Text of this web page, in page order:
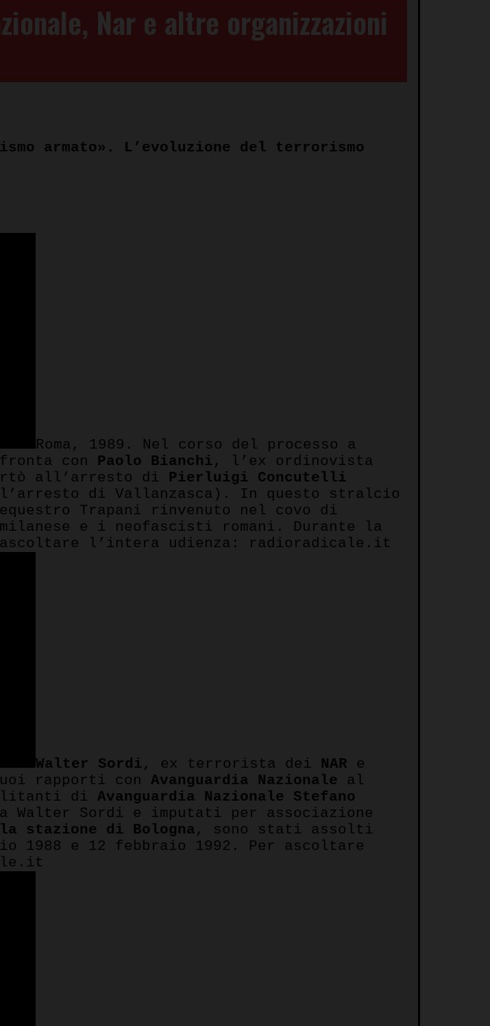
Nar e altre organizzazioni
armato». L’evoluzione del terrorismo
Roma, 1989. Nel corso del processo a
con Paolo Bianchi , l’ex ordinovista
all’arresto di Pierluigi Concutelli
di Vallanzasca). In questo stralcio
Trapani rinvenuto nel covo di
e i neofascisti romani. Durante la
l’intera udienza: radioradicale.it
Walter Sordi , ex terrorista dei NAR e
rapporti con Avanguardia Nazionale al
di Avanguardia Nazionale Stefano
Sordi e imputati per associazione
stazione di Bologna , sono stati assolti
1988 e 12 febbraio 1992. Per ascoltare